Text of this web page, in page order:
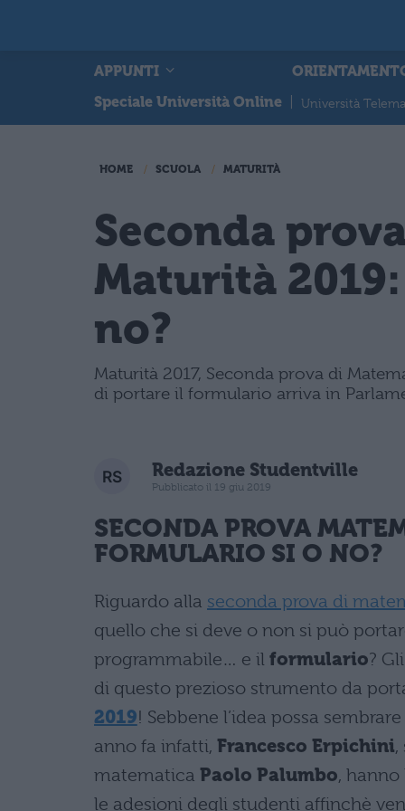
APPUNTI
Speciale Università Online
Università
HOME SCUOLA MATURITÀ
Seconda
Maturità
no?
Maturità 2017, Seconda prova di
di portare il formulario arriva in
Redazione Studentville
Pubblicato il 19 giu 2019
SECONDA PROVA
FORMULARIO SI O NO?
Riguardo alla seconda prova di
quello che si deve o non si può
programmabile… e il formulario?
di questo prezioso strumento da
2019! Sebbene l’idea possa
anno fa infatti, Francesco Erpichini,
matematica Paolo Palumbo,
le adesioni degli studenti affinchè